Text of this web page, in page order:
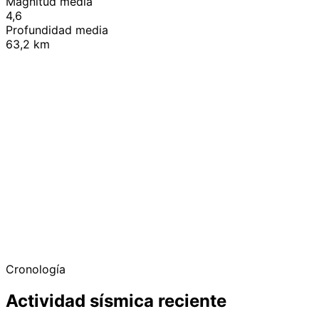
4,6
Profundidad media
63,2 km
Cronología
Actividad sísmica reciente